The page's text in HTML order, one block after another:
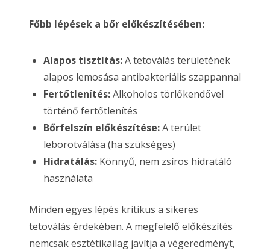
Főbb lépések a bőr előkészítésében:
Alapos tisztítás:A tetoválás területének
alapos lemosása antibakteriális szappannal
Fertőtlenítés:Alkoholos törlőkendővel
történő fertőtlenítés
Bőrfelszín előkészítése:A terület
leborotválása (ha szükséges)
Hidratálás: Könnyű, nem zsíros hidratáló
használata
Minden egyes lépés kritikus a sikeres
tetoválás érdekében. A megfelelő előkészítés
nemcsak esztétikailag javítja a végeredményt,